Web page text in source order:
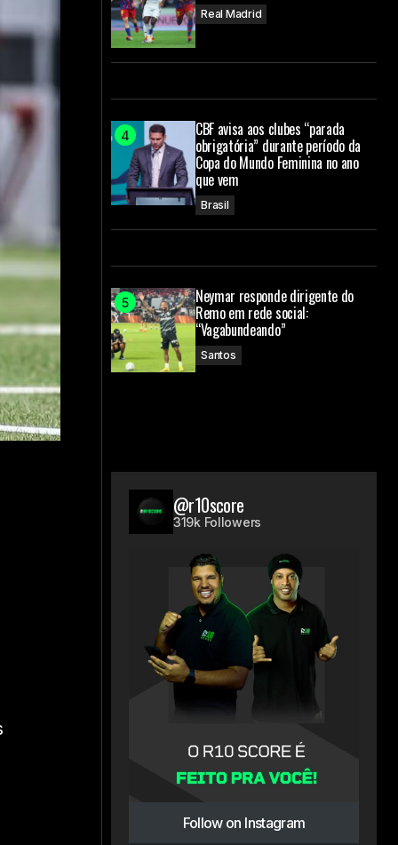
Real Madrid
CBF avisa aos clubes “parada
obrigatória” durante período da
Copa do Mundo Feminina no ano
que vem
Brasil
Neymar responde dirigente do
Remo em rede social:
“Vagabundeando”
Santos
@r10score
319k Followers
Follow on Instagram